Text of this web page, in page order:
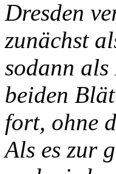
Dresden
zunächst
sodann
beiden
fort, ohne
Als es zur